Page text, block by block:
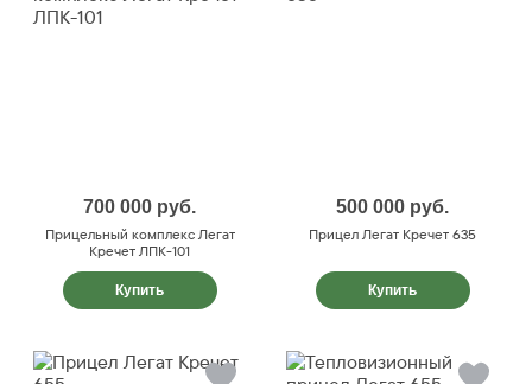
700 000 руб.
Прицельный комплекс Легат
Кречет ЛПК-101
Купить
500 000 руб.
Прицел Легат Кречет 635
Купить